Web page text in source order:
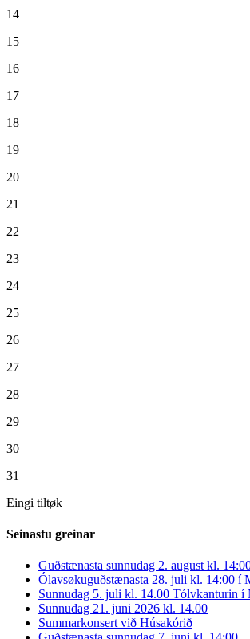
14
15
16
17
18
19
20
21
22
23
24
25
26
27
28
29
30
31
Eingi tiltøk
Seinastu greinar
Guðstænasta sunnudag 2. august kl.
Ólavsøkuguðstænasta 28. juli kl. 14:00 í
Sunnudag 5. juli kl. 14.00 Tólvkanturin í
Sunnudag 21. juni 2026 kl. 14.00
Summarkonsert við Húsakórið